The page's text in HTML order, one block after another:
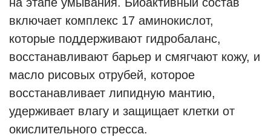
включает комплекс 17 аминокислот,
которые поддерживают гидробаланс,
восстанавливают барьер и смягчают кожу, и
масло рисовых отрубей, которое
восстанавливает липидную мантию,
удерживает влагу и защищает клетки от
окислительного стресса.